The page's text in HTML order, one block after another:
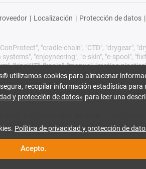
| Localización | Protección de datos |
"cradle-chain", "CTD", "drygear",
"enjoyneering", "e-skin", "e-spool",
"kineKIT", "kopla", "manus", "motion
"robolink", "Rohbot", "savfe", "speedigus",
comerciales legalmente protegidas de
KG o de empresas afiliadas de igus en
SEW, Siemens, Stöber y cualquier
utilizamos cookies para almacenar
recopilar información estadística
y protección de datos» para leer una
Política de privacidad y protección de
Acepto.